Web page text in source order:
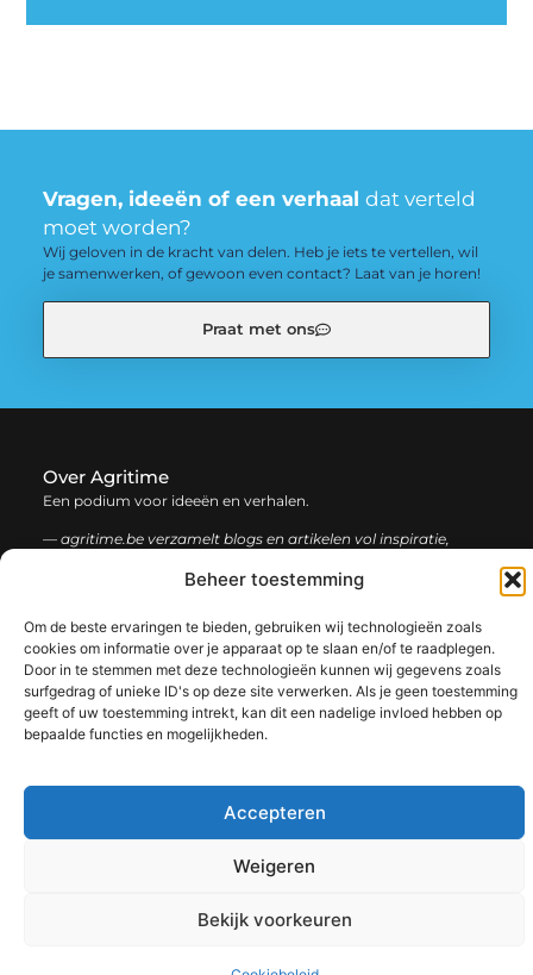
Beheer toestemming
Om de beste ervaringen te bieden, gebruiken wij technologieën zoals
cookies om informatie over je apparaat op te slaan en/of te raadplegen.
Door in te stemmen met deze technologieën kunnen wij gegevens zoals
surfgedrag of unieke ID's op deze site verwerken. Als je geen toestemming
geeft of uw toestemming intrekt, kan dit een nadelige invloed hebben op
bepaalde functies en mogelijkheden.
Accepteren
Weigeren
Bekijk voorkeuren
Vragen, ideeën of een verhaal dat verteld
moet worden?
Wij geloven in de kracht van delen. Heb je iets te vertellen, wil
je samenwerken, of gewoon even contact? Laat van je horen!
Praat met ons
Over Agritime
Een podium voor ideeën en verhalen.
— agritime.be verzamelt blogs en artikelen vol inspiratie,
verrassen door uiteenlopende content.
Onze
informatie
Bericht categorie
@2025 www.agritime.be. All Right Reserved.​